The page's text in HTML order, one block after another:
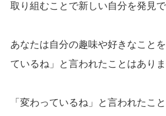
取り組むことで新しい自分を発見で
あなたは自分の趣味や好きなこと
ているね」と言われたことはあり
「変わっているね」と言われたこ